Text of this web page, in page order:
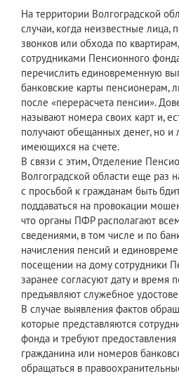
На территории Волгоградской
случаи, когда неизвестные лица,
звонков или обхода по
сотрудниками Пенсионного
перечислить единовременную
банковские карты пенсионерам,
после «перерасчета пенсии».
называют номера своих карт и,
получают обещанных денег, но и
имеющихся на счете.
В связи с этим, Отделение
Волгоградской области еще раз
с просьбой к гражданам быть
поддаваться на провокации
что органы ПФР располагают
сведениями, в том числе и по
начисления пенсий и
посещении на дому сотрудники
заранее согласуют дату и время
предъявляют служебное
В случае выявления фактов
которые представляются
фонда и требуют
гражданина или номеров
обращаться в